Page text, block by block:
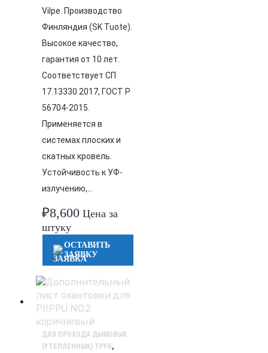
Vilpe. Производство
Финляндия (SK Tuote).
Высокое качество,
гарантия от 10 лет.
Соответствует СП
17.13330.2017, ГОСТ Р
56704-2015.
Применяется в
системах плоских и
скатных кровель.
Устойчивость к УФ-
излучению,…
₽8,600 Цена за
штуку
ОСТАВИТЬ
ЗАЯВКУ
ДЛЯ ПРОХОДА ДЫМОВЫХ
(УТЕПЛЕННЫХ) ТРУБ,